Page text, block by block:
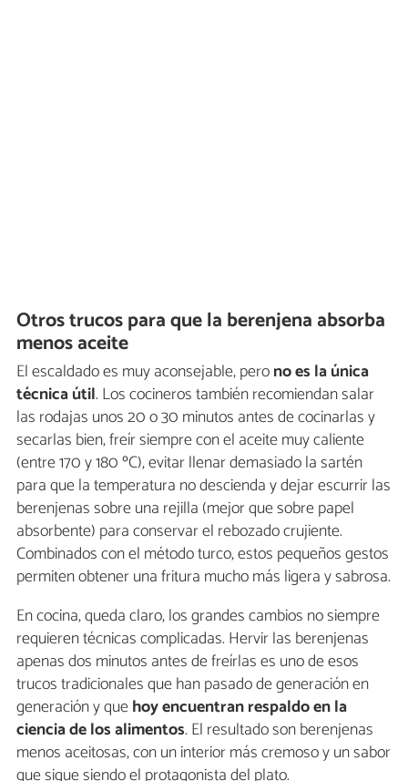
Otros trucos para que la berenjena absorba
menos aceite
El escaldado es muy aconsejable, perono es la única
técnica útil. Los cocineros también recomiendan salar
las rodajas unos 20 o 30 minutos antes de cocinarlas y
secarlas bien, freír siempre con el aceite muy caliente
(entre 170 y 180 ºC), evitar llenar demasiado la sartén
para que la temperatura no descienda y dejar escurrir las
berenjenas sobre una rejilla (mejor que sobre papel
absorbente) para conservar el rebozado crujiente.
Combinados con el método turco, estos pequeños gestos
permiten obtener una fritura mucho más ligera y sabrosa.
En cocina, queda claro, los grandes cambios no siempre
requieren técnicas complicadas. Hervir las berenjenas
apenas dos minutos antes de freírlas es uno de esos
trucos tradicionales que han pasado de generación en
generación y quehoy encuentran respaldo en la
ciencia de los alimentos. El resultado son berenjenas
menos aceitosas, con un interior más cremoso y un sabor
que sigue siendo el protagonista del plato.